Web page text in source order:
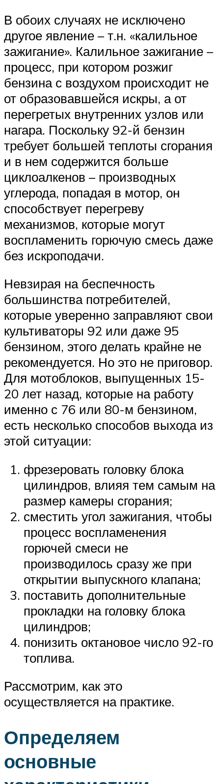
В обоих случаях не исключено
другое явление – т.н. «калильное
зажигание». Калильное зажигание –
процесс, при котором розжиг
бензина с воздухом происходит не
от образовавшейся искры, а от
перегретых внутренних узлов или
нагара. Поскольку 92-й бензин
требует большей теплоты сгорания
и в нем содержится больше
циклоалкенов – производных
углерода, попадая в мотор, он
способствует перегреву
механизмов, которые могут
воспламенить горючую смесь даже
без искроподачи.
Невзирая на беспечность
большинства потребителей,
которые уверенно заправляют свои
культиваторы 92 или даже 95
бензином, этого делать крайне не
рекомендуется. Но это не приговор.
Для мотоблоков, выпущенных 15-
20 лет назад, которые на работу
именно с 76 или 80-м бензином,
есть несколько способов выхода из
этой ситуации:
фрезеровать головку блока
цилиндров, влияя тем самым на
размер камеры сгорания;
сместить угол зажигания, чтобы
процесс воспламенения
горючей смеси не
производилось сразу же при
открытии выпускного клапана;
поставить дополнительные
прокладки на головку блока
цилиндров;
понизить октановое число 92-го
топлива.
Рассмотрим, как это
осуществляется на практике.
Определяем
основные